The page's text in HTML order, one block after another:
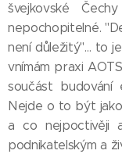
švejkovské
nepochopitelné.
není důležitý"... to
vnímám praxi
součást budování
Nejde o to být
a co nejpoctivěji
podnikatelským a